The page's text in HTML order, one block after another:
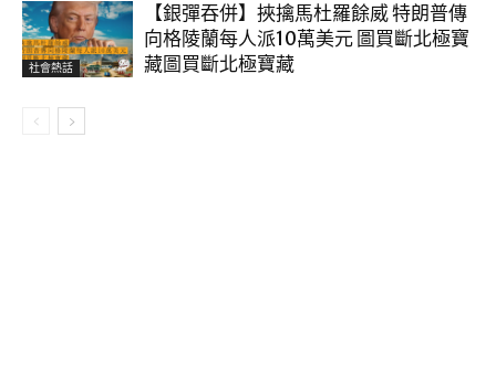
社會熱話
【銀彈吞併】挾擒馬杜羅餘威 特朗普傳
向格陵蘭每人派10萬美元 圖買斷北極寶
藏圖買斷北極寶藏